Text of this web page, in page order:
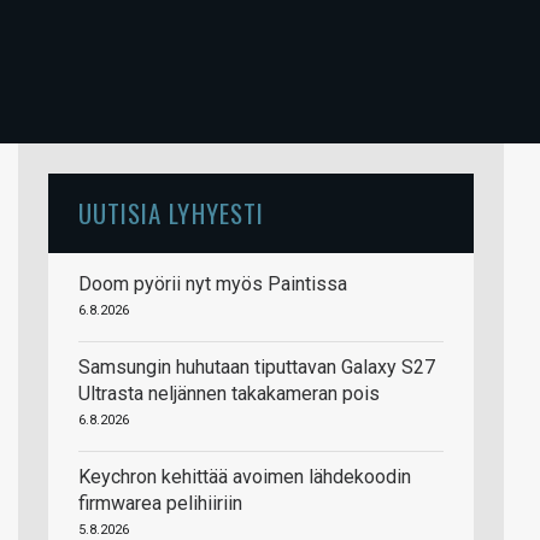
UUTISIA LYHYESTI
Doom pyörii nyt myös Paintissa
6.8.2026
Samsungin huhutaan tiputtavan Galaxy S27
Ultrasta neljännen takakameran pois
6.8.2026
Keychron kehittää avoimen lähdekoodin
firmwarea pelihiiriin
5.8.2026